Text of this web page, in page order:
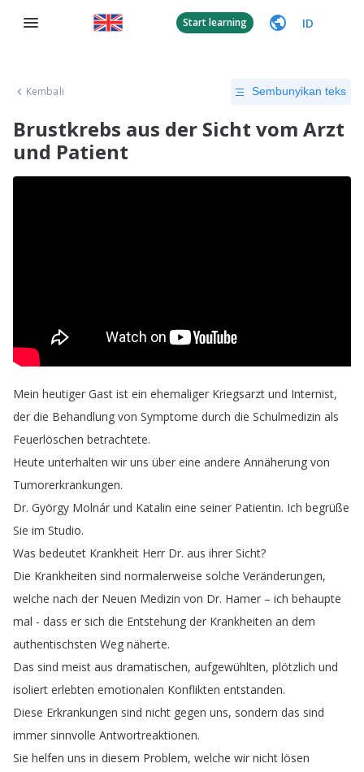
Start learning ID
Kembali Sembunyikan teks
Brustkrebs aus der Sicht vom Arzt
und Patient
Mein heutiger Gast ist ein ehemaliger Kriegsarzt und Internist,
der die Behandlung von Symptome durch die Schulmedizin als
Feuerlöschen betrachtete.
Heute unterhalten wir uns über eine andere Annäherung von
Tumorerkrankungen.
Dr. György Molnár und Katalin eine seiner Patientin. Ich begrüße
Sie im Studio.
Was bedeutet Krankheit Herr Dr. aus ihrer Sicht?
Die Krankheiten sind normalerweise solche Veränderungen,
welche nach der Neuen Medizin von Dr. Hamer – ich behaupte
mal - dass er sich die Entstehung der Krankheiten an dem
authentischsten Weg näherte.
Das sind meist aus dramatischen, aufgewühlten, plötzlich und
isoliert erlebten emotionalen Konflikten entstanden.
Diese Erkrankungen sind nicht gegen uns, sondern das sind
immer sinnvolle Antwortreaktionen.
Sie helfen uns in diesem Problem, welche wir nicht lösen